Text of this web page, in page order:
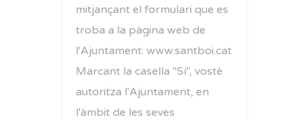
mitjançant el formulari que es
troba a la pàgina web de
l'Ajuntament: www.santboi.cat
Marcant la casella "Sí", vostè
autoritza l'Ajuntament, en
l'àmbit de les seves